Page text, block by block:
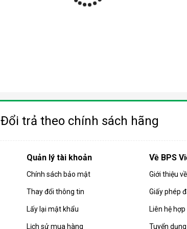
Đổi trả theo chính sách hãng
Quản lý tài khoản
Chính sách bảo mật
Thay đổi thông tin
Lấy lại mật khẩu
Lịch sử mua hàng
Về BPS
Giới thiệu
Giấy phép
Liên hệ
Tuyển dụng